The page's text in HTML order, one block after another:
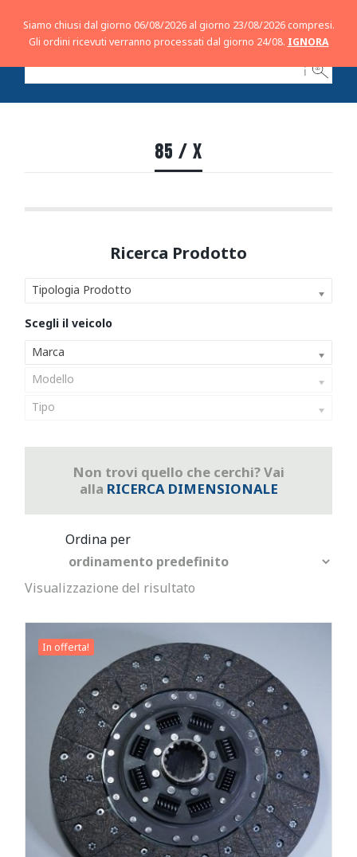
ℹ
85 / X
Tipologia Prodotto
Marca
Modello
Tipo
Non trovi quello che cerchi? Vai
alla RICERCA DIMENSIONALE
Visualizzazione del risultato
In offerta!
Siamo chiusi dal giorno 06/08/2026 al giorno 23/08/2026 compresi.
Gli ordini ricevuti verranno processati dal giorno 24/08. IGNORA